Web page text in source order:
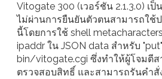
Vitogate 300 (เวอร์ชัน 2.1.3.0) เ
ไม่ผ่านการยืนยันตัวตนสามารถใช้
นี้โดยการใช้ shell
ipaddr ใน JSON data สำหรับ
bin/vitogate.cgi ซึ่งทำให้ผู้โจมตีส
ตรวจสอบสิทธิ์ และสามารถรันคำสั่